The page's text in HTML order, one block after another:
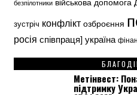
безпілотники
зустріч конфлікт озброєння
росія співпраця] україна
Метінвест:
підтримку